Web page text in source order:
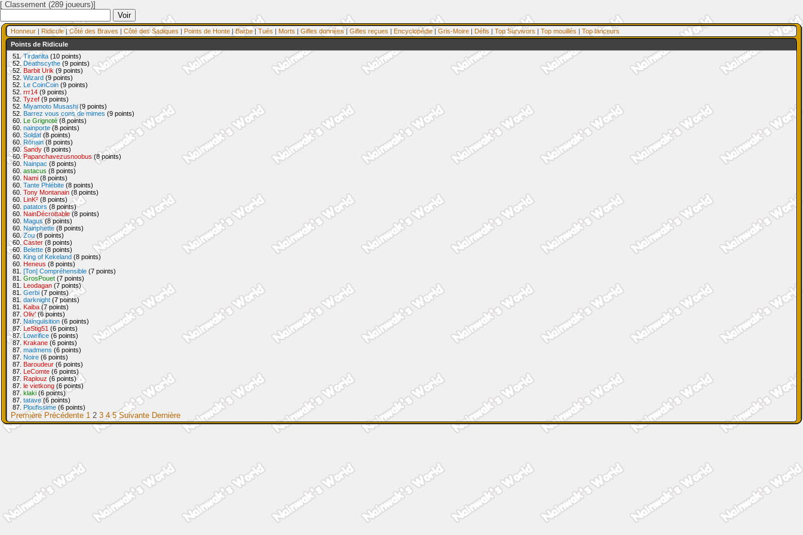
[ Classement (289 joueurs)]
Honneur | Ridicule|Côté des Braves | Côté des Sadiques | Points de Honte |Barbe| Tués | Morts | Gifles données | Gifles reçues | Encyclopédie| Gris-Moire | Défis | Top Survivors | Top mouillés | Top lanceurs
Points de Ridicule
51.Tirdanlta (10 points)
52.Deathscythe (9 points)
52. Barbit Urik (9 points)
52. Wizard (9 points)
52. Le CoinCoin (9 points)
52. rrr14 (9 points)
52. Tyzef (9 points)
52. Miyamoto Musashi(9 points)
52. Barrez vous cons de mimes (9 points)
60. Le Grignoté(8 points)
60. nainporte(8 points)
60. Soldat(8 points)
60. Rōnain (8 points)
60.Sandy (8 points)
60.Papanchavezusnoobus (8 points)
60. Nainpac (8 points)
60. astacus (8 points)
60. Nami (8 points)
60. Tante Phlébite (8 points)
60. Tony Montanain (8 points)
60. LinK² (8 points)
60. patators (8 points)
60. NainDécrottable(8 points)
60. Magus(8 points)
60. Nainphette (8 points)
60.Zou(8 points)
60.Caster (8 points)
60. Belette (8 points)
60. King of Kekeland (8 points)
60. Heneus (8 points)
81. [Ton] Compréhensible (7 points)
81. GrosPouet (7 points)
81. Leodagan (7 points)
81. Gerbi (7 points)
81. darknight (7 points)
81. Kaiba (7 points)
87. Oliv'(6 points)
87. Nainquisition (6 points)
87.LeStig51 (6 points)
87.Lowrifice (6 points)
87. Krakane (6 points)
87. madmens (6 points)
87. Noire (6 points)
87. Baroudeur (6 points)
87. LeComte (6 points)
87. Raplouz (6 points)
87. le vietkong (6 points)
87. klaki (6 points)
87. tatave(6 points)
87. Ploufissime (6 points)
Première Précédente 1 2 3 4 5 Suivante Dernière